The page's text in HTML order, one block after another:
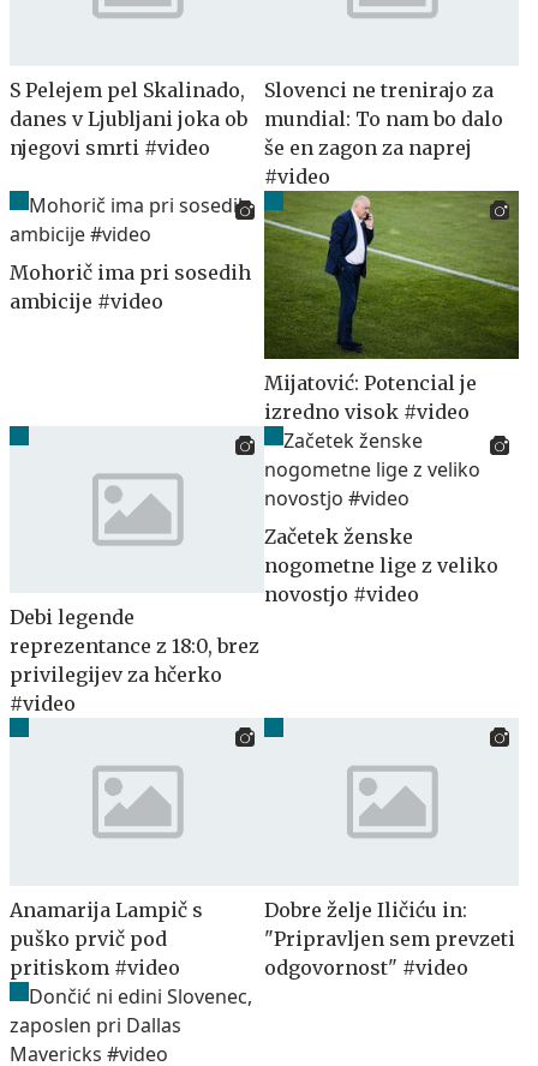
S Pelejem pel Skalinado,
danes v Ljubljani joka ob
njegovi smrti #video
Slovenci ne trenirajo za
mundial: To nam bo dalo
še en zagon za naprej
#video
Mohorič ima pri sosedih
ambicije #video
Mijatović: Potencial je
izredno visok #video
Debi legende
reprezentance z 18:0, brez
privilegijev za hčerko
#video
Začetek ženske
nogometne lige z veliko
novostjo #video
Anamarija Lampič s
puško prvič pod
pritiskom #video
Dobre želje Iličiću in:
"Pripravljen sem prevzeti
odgovornost" #video